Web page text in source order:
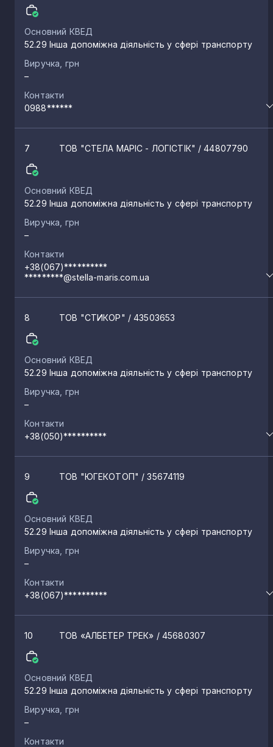
Основний КВЕД
52.29 Інша допоміжна діяльність у сфері транспорту
Виручка, грн
–
Контакти
0988******
7 ТОВ "СТЕЛА МАРІС - ЛОГІСТІК" / 44807790
Основний КВЕД
52.29 Інша допоміжна діяльність у сфері транспорту
Виручка, грн
–
Контакти
+38(067)**********
*********@stella-maris.com.ua
8 ТОВ "СТИКОР" / 43503653
Основний КВЕД
52.29 Інша допоміжна діяльність у сфері транспорту
Виручка, грн
–
Контакти
+38(050)**********
9 ТОВ "ЮГЕКОТОП" / 35674119
Основний КВЕД
52.29 Інша допоміжна діяльність у сфері транспорту
Виручка, грн
–
Контакти
+38(067)**********
10 ТОВ «АЛБЕТЕР ТРЕК» / 45680307
Основний КВЕД
52.29 Інша допоміжна діяльність у сфері транспорту
Виручка, грн
–
Контакти